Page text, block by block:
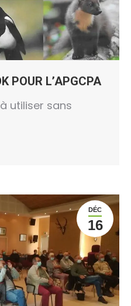
POUR L’APGCPA
utiliser sans
DÉC
16